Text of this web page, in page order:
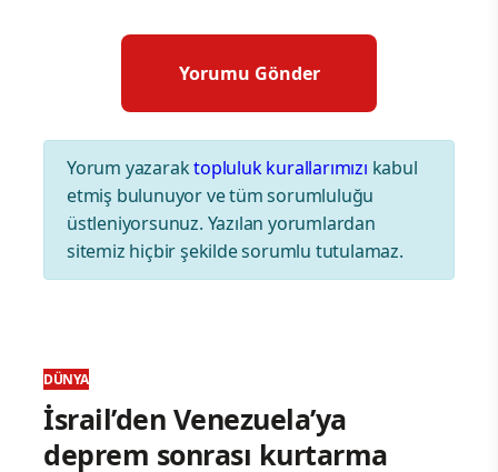
Yorum yazaraktopluluk kurallarımızı kabul
etmiş bulunuyor ve tüm sorumluluğu
üstleniyorsunuz. Yazılan yorumlardan
sitemiz hiçbir şekilde sorumlu tutulamaz.
DÜNYA
İsrail’den Venezuela’ya
deprem sonrası kurtarma